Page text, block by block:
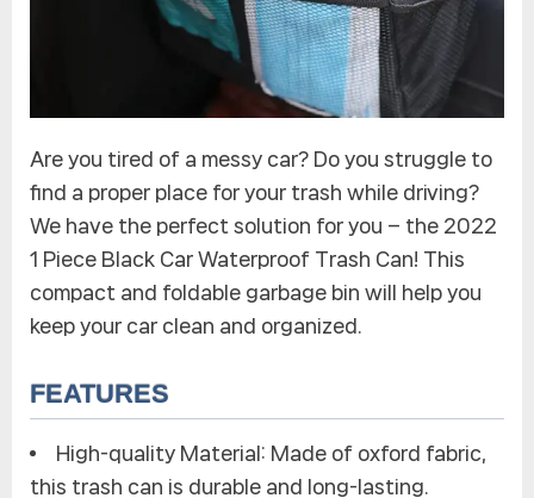
기
쉬
운
쓰
레
기
장
통,
대
용
량
을
수
있
Are you tired of a messy car? Do you struggle to
find a proper place for your trash while driving?
We have the perfect solution for you – the 2022
1 Piece Black Car Waterproof Trash Can! This
compact and foldable garbage bin will help you
keep your car clean and organized.
FEATURES
High-quality Material: Made of oxford fabric,
this trash can is durable and long-lasting.